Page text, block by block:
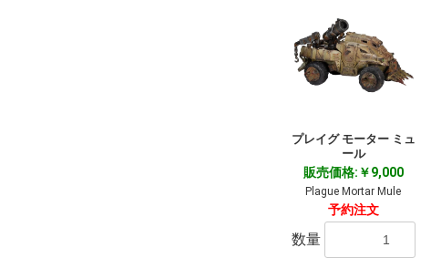
プレイグ モーター ミュ
ール
販売価格:￥9,000
Plague Mortar Mule
予約注文
数量